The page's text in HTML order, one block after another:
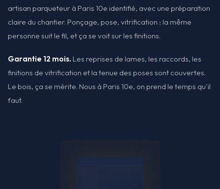
artisan parqueteur à Paris 10e identifié, avec une préparation
claire du chantier. Ponçage, pose, vitrification : la même
personne suit le fil, et ça se voit sur les finitions.
Garantie 12 mois. Les reprises de lames, les raccords, les
finitions de vitrification et la tenue des poses sont couvertes.
Le bois, ça se mérite. Nous à Paris 10e, on prend le temps qu'il
faut.